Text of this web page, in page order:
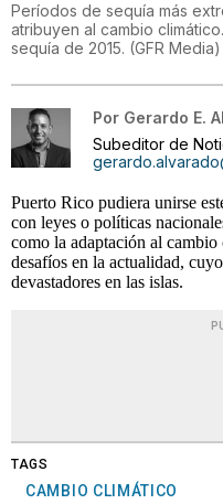
Períodos de sequía más
atribuyen al cambio
sequía de 2015. (GFR Media)
Por Gerardo E.
Subeditor de
Puerto Rico pudiera unirse
con leyes o políticas
como la adaptación al
desafíos en la actualidad,
devastadores en las islas.
TAGS
CAMBIO CLIMÁTICO